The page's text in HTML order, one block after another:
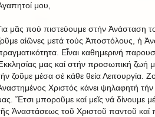
μου,
μᾶς πού πιστεύουμε στήν Ἀνάσταση
αἰῶνες μετά τούς Ἀποστόλους, ἡ
Εἶναι καθημερινή
μας καί στήν προσωπική ζωή
ζοῦμε μέσα σέ κάθε θεία Λειτουργία.
Χριστός κάνει ψηλαφητή
Ἔτσι μποροῦμε καί μεῖς νά δίνουμε
Ἀναστάσεως τοῦ Χριστοῦ παντοῦ καί